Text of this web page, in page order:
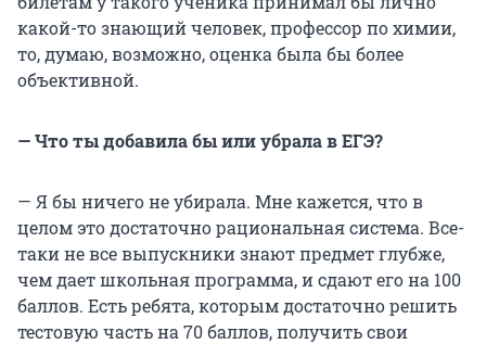
какой-то знающий человек, профессор по химии,
то, думаю, возможно, оценка была бы более
объективной.
— Что ты добавила бы или убрала в ЕГЭ?
— Я бы ничего не убирала. Мне кажется, что в
целом это достаточно рациональная система. Все-
таки не все выпускники знают предмет глубже,
чем дает школьная программа, и сдают его на 100
баллов. Есть ребята, которым достаточно решить
тестовую часть на 70 баллов, получить свои